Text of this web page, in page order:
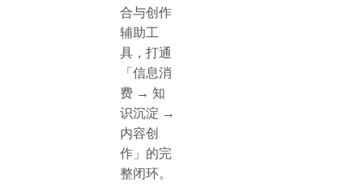
合与创作
辅助工
具，打通
「信息消
费 → 知
识沉淀 →
内容创
作」的完
整闭环。